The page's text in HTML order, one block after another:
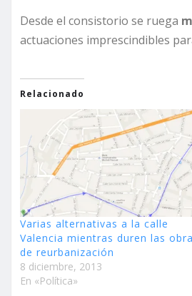
Desde el consistorio se ruega
actuaciones imprescindibles
Relacionado
Varias alternativas a la calle
Valencia mientras duren las
de reurbanización
8 diciembre, 2013
En «Política»